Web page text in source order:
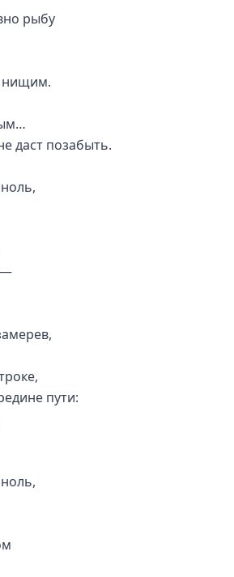
рыбу
нищим.
даст позабыть.
—
пути: